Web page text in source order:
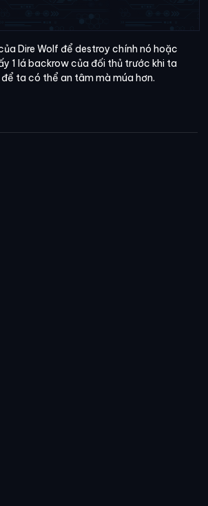
Dire Wolf để destroy chính nó hoặc
1 lá backrow của đối thủ trước khi ta
ta có thể an tâm mà múa hơn.